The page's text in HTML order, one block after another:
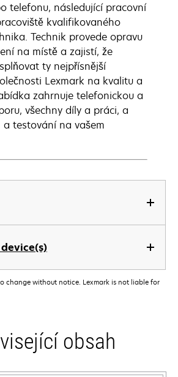
telefonu, následující pracovní
kvalifikovaného
Technik provede opravu
na místě a zajistí, že
ty nejpřísnější
Lexmark na kvalitu a
zahrnuje telefonickou a
všechny díly a práci, a
a testování na vašem
change without notice. Lexmark is not liable for
obsah